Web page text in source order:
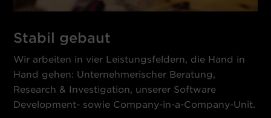
Stabil gebaut
Wir arbeiten in vier Leistungsfeldern, die Hand in
Hand gehen: Unternehmerischer Beratung,
Research & Investigation, unserer Software
Development- sowie Company-in-a-Company-Unit.